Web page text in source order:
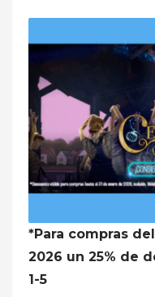
*Para compras
2026 un 25% de
1-5